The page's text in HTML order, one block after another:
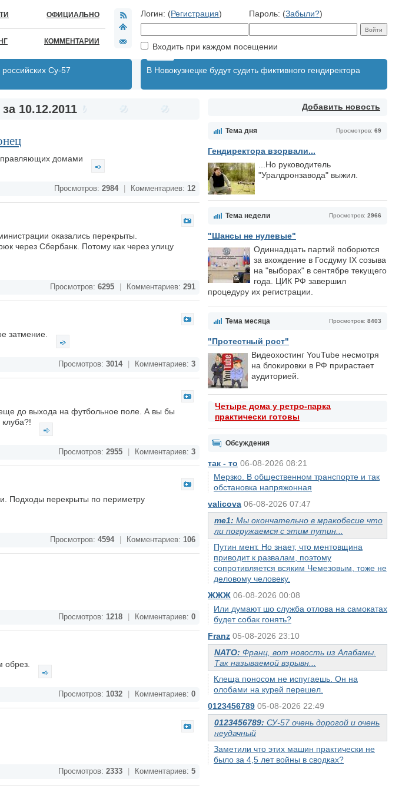
ОФИЦИАЛЬНО
КОММЕНТАРИИ
Логин: (Регистрация) Пароль: (Забыли?)
Входить при каждом посещении
российских Су-57 В Новокузнецке будут судить фиктивного гендиректора
Добавить новость
Просмотров: 69
Тема дня
Гендиректора взорвали...
...Но руководитель
"Уралдронзавода" выжил.
Просмотров: 2966
Тема недели
"Шансы не нулевые"
Одиннадцать партий поборются
за вхождение в Госдуму IX созыва
на "выборах" в сентябре текущего
года. ЦИК РФ завершил
процедуру их регистрации.
Просмотров: 8403
Тема месяца
"Протестный рост"
Видеохостинг YouTube несмотря
на блокировки в РФ прирастает
аудиторией.
Четыре дома у ретро-парка
практически готовы
Обсуждения
так - то 06-08-2026 08:21
Мерзко. В общественном транспорте и так
обстановка напряжонная
valicova 06-08-2026 07:47
me1: Мы окончательно в мракобесие что
ли погружаемся с этим путин...
Путин мент. Но знает, что ментовщина
приводит к развалам, поэтому
сопротивляется всяким Чемезовым, тоже не
деловому человеку.
ЖЖЖ 06-08-2026 00:08
Или думают шо служба отлова на самокатах
будет собак гонять?
Franz 05-08-2026 23:10
NATO: Франц, вот новость из Алабамы.
Так называемой взрывн...
Клеща поносом не испугаешь. Он на
олобами на курей перешел.
0123456789 05-08-2026 22:49
0123456789: СУ-57 очень дорогой и очень
неудачный
Заметили что этих машин практически не
было за 4,5 лет войны в сводках?
10.12.2011
домами
Просмотров: 2984 Комментариев: 12
оказались перекрыты.
через Сбербанк. Потому как через улицу
Просмотров: 6295 Комментариев: 291
затмение.
Просмотров: 3014 Комментариев: 3
до выхода на футбольное поле. А вы бы
Просмотров: 2955 Комментариев: 3
Подходы перекрыты по периметру
Просмотров: 4594 Комментариев: 106
Просмотров: 1218 Комментариев: 0
обрез.
Просмотров: 1032 Комментариев: 0
Просмотров: 2333 Комментариев: 5